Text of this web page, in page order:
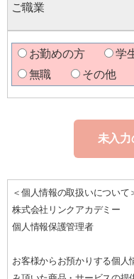
ご職業
お勤めの方 学
無職
その他
未入
＜個人情報の取扱いについて
株式会社リンクアカデミー
個人情報保護管理者
お客様からお預かりする個人